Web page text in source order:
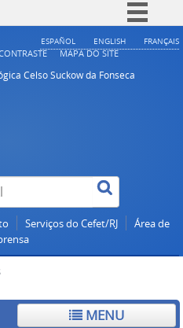
Simplifique!
ESPAÑOL ENGLISH FRANÇAIS
MAPA DO SITE
Celso Suckow da Fonseca
Serviços do Cefet/RJ
Área de
MENU